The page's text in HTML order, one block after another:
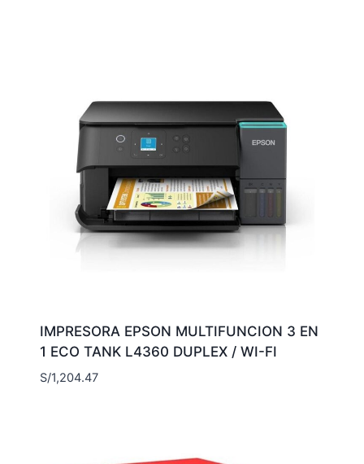
IMPRESORA EPSON MULTIFUNCION 3 EN
1 ECO TANK L4360 DUPLEX / WI-FI
S/1,204.47